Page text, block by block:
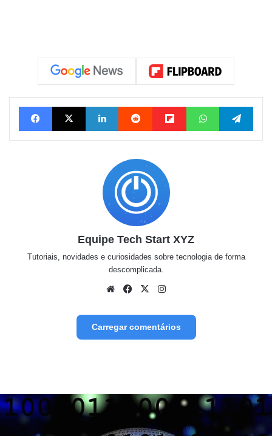
FacebookX Linkedin Reddit FlipboardWhatsApp
Equipe Tech Start XYZ
Tutoriais, novidades e curiosidades sobre tecnologia de forma
descomplicada.
WebsiteFacebook
X
Carregar comentários